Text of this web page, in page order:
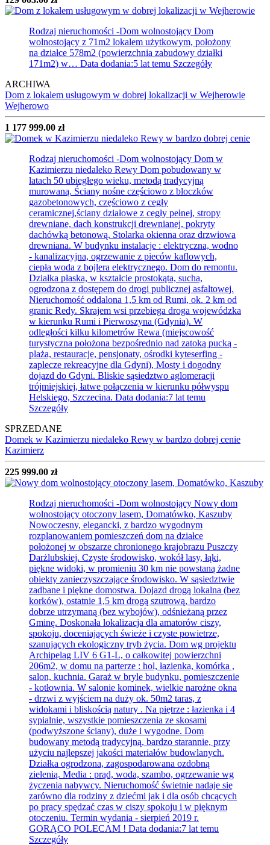
Rodzaj nieruchomości -Dom wolnostojący Dom
wolnostojący z 71m2 lokalem użytkowym, położony
na działce 578m2 (powierzchnia zabudowy działki
171m2) w… Data dodania:5 lat temu Szczegóły
ARCHIWA
Dom z lokalem usługowym w dobrej lokalizacji w Wejherowie
Wejherowo
1 177 999.00 zł
Rodzaj nieruchomości -Dom wolnostojący Dom w
Kazimierzu niedaleko Rewy Dom pobudowany w
latach 50 ubiegłego wieku, metodą tradycyjną
murowaną. Ściany nośne częściowo z bloczków
gazobetonowych, częściowo z cegły
ceramicznej,ściany działowe z cegły pełnej, stropy
drewniane, dach konstrukcji drewnianej, pokryty
dachówką betonową. Stolarka okienna oraz drzwiowa
drewniana. W budynku instalacje : elektryczna, wodno
- kanalizacyjna, ogrzewanie z pieców kaflowych,
ciepła woda z bojlera elektrycznego. Dom do remontu.
Działka płaska, w kształcie prostokąta, sucha,
ogrodzona z dostępem do drogi publicznej asfaltowej.
Nieruchomość oddalona 1,5 km od Rumi, ok. 2 km od
granic Redy. Skrajem wsi przebiega droga wojewódzka
w kierunku Rumi i Pierwoszyna (Gdynia). W
odległości kilku kilometrów Rewa (miejscowość
turystyczna położona bezpośrednio nad zatoką pucką -
plaża, restauracje, pensjonaty, ośrodki kyteserfing -
zaplecze rekreacyjne dla Gdyni), Mosty i dogodny
dojazd do Gdyni. Bliskie sąsiedztwo aglomeracji
trójmiejskiej, łatwe połączenia w kierunku półwyspu
Helskiego, Szczecina. Data dodania:7 lat temu
Szczegóły
SPRZEDANE
Domek w Kazimierzu niedaleko Rewy w bardzo dobrej cenie
Kazimierz
225 999.00 zł
Rodzaj nieruchomości -Dom wolnostojący Nowy dom
wolnostojący otoczony lasem, Domatówko, Kaszuby
Nowoczesny, elegancki, z bardzo wygodnym
rozplanowaniem pomieszczeń dom na działce
położonej w obszarze chronionego krajobrazu Puszczy
Darżlubskiej. Czyste środowisko, wokół lasy, łąki,
piękne widoki, w promieniu 30 km nie powstaną żadne
obiekty zanieczyszczające środowisko. W sąsiedztwie
zadbane i piękne domostwa. Dojazd drogą lokalna (bez
korków), ostatnie 1,5 km drogą szutrową, bardzo
dobrze utrzymaną (bez wybojów), odśnieżaną przez
Gminę. Doskonała lokalizacja dla amatorów ciszy,
spokoju, doceniających świeże i czyste powietrze,
szanujących ekologiczny tryb życia. Dom wg projektu
Archipelag LIV 6 G1-L, o całkowitej powierzchni
206m2, w domu na parterze : hol, łazienka, komórka ,
salon, kuchnia. Garaż w bryle budynku, pomieszczenie
- kotłownia. W salonie kominek, wielkie narożne okna
- drzwi z wyjściem na duży ok. 50m2 taras, z
widokami i bliskością natury . Na piętrze : łazienka i 4
sypialnie, wszystkie pomieszczenia ze skosami
(podwyższone ściany), duże i wygodne. Dom
budowany metodą tradycyjną, bardzo starannie, przy
użyciu najlepszej jakości materiałów budowlanych.
Działka ogrodzona, zagospodarowana ozdobną
zielenią. Media : prąd, woda, szambo, ogrzewanie wg
życzenia nabywcy. Nieruchomość świetnie nadaje się
zarówno dla rodziny z dziećmi jak i dla osób chcących
po pracy spędzać czas w ciszy spokoju i w pięknym
otoczeniu. Termin wydania - sierpień 2019 r.
GORĄCO POLECAM ! Data dodania:7 lat temu
Szczegóły